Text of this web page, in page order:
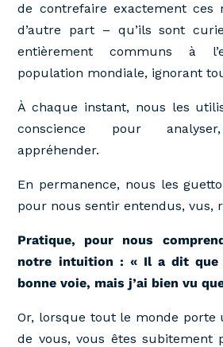
de contrefaire exactement ces
d’autre part – qu’ils sont
entièrement communs à
population mondiale, ignorant
À chaque instant, nous les
conscience pour
appréhender.
En permanence, nous les
pour nous sentir entendus, vus,
Pratique, pour nous
notre intuition : « Il a dit que
bonne voie, mais j’ai bien vu
Or, lorsque tout le monde porte
de vous, vous êtes subitement